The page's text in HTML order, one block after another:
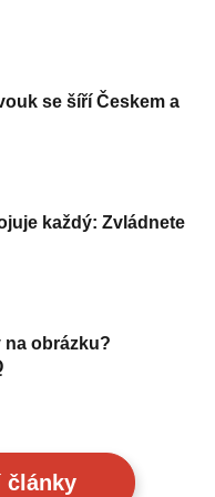
se šíří Českem a
každý: Zvládnete
obrázku?
články